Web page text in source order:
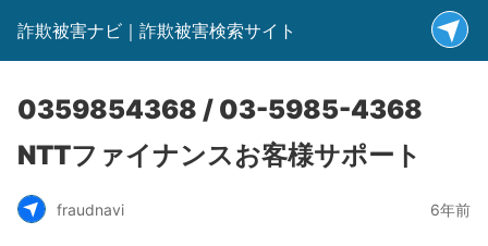
詐欺被害ナビ｜詐欺被害検索サイト
0359854368 / 03-5985-4368
NTTファイナンスお客様サポート
fraudnavi 6年前